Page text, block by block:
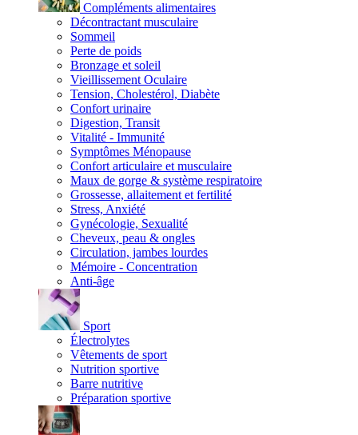
Compléments alimentaires
Décontractant musculaire
Sommeil
Perte de poids
Bronzage et soleil
Vieillissement Oculaire
Tension, Cholestérol, Diabète
Confort urinaire
Digestion, Transit
Vitalité - Immunité
Symptômes Ménopause
Confort articulaire et musculaire
Maux de gorge & système respiratoire
Grossesse, allaitement et fertilité
Stress, Anxiété
Gynécologie, Sexualité
Cheveux, peau & ongles
Circulation, jambes lourdes
Mémoire - Concentration
Anti-âge
Sport
Électrolytes
Vêtements de sport
Nutrition sportive
Barre nutritive
Préparation sportive